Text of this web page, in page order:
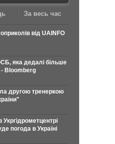
За весь час
від UAINFO
яка дедалі більше
- Bloomberg
другою тренеркою
погода в Україні